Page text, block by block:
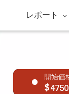
レポート
4750